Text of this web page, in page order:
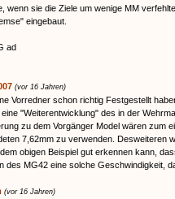
wenn sie die Ziele um wenige MM
eingebaut.
ad
(vor 16 Jahren)
Vorredner schon richtig Festgestellt
"Weiterentwicklung" des in der
zu dem Vorgänger Model wären zum
7,62mm zu verwenden. Desweiteren
obigen Beispiel gut erkennen kann,
des MG42 eine solche Geschwindigkeit,
(vor 16 Jahren)